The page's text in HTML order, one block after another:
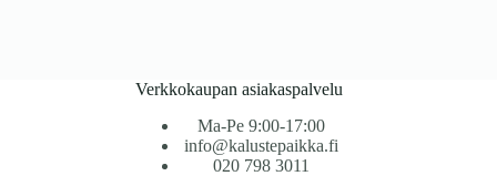
Verkkokaupan asiakaspalvelu
Ma-Pe 9:00-17:00
info@kalustepaikka.fi
020 798 3011